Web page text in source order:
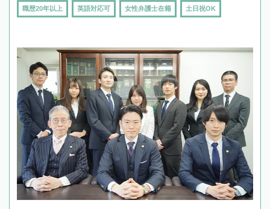
職歴20年以上 英語対応可 女性弁護士在籍 土日祝OK